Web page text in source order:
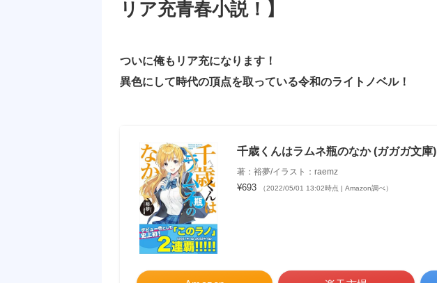
リア充青春小説！】
ついに俺もリア充になります！
異色にして時代の頂点を取っている令和のライトノベル！
千歳くんはラムネ瓶のなか (ガガガ文庫)
著：裕夢/イラスト：raemz
¥693 （2022/05/01 13:02時点 | Amazon調べ）